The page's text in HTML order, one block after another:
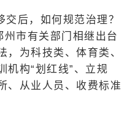
后，如何规范治理？
市有关部门相继出台
，为科技类、体育类、
机构“划红线”、立规
、从业人员、收费标准